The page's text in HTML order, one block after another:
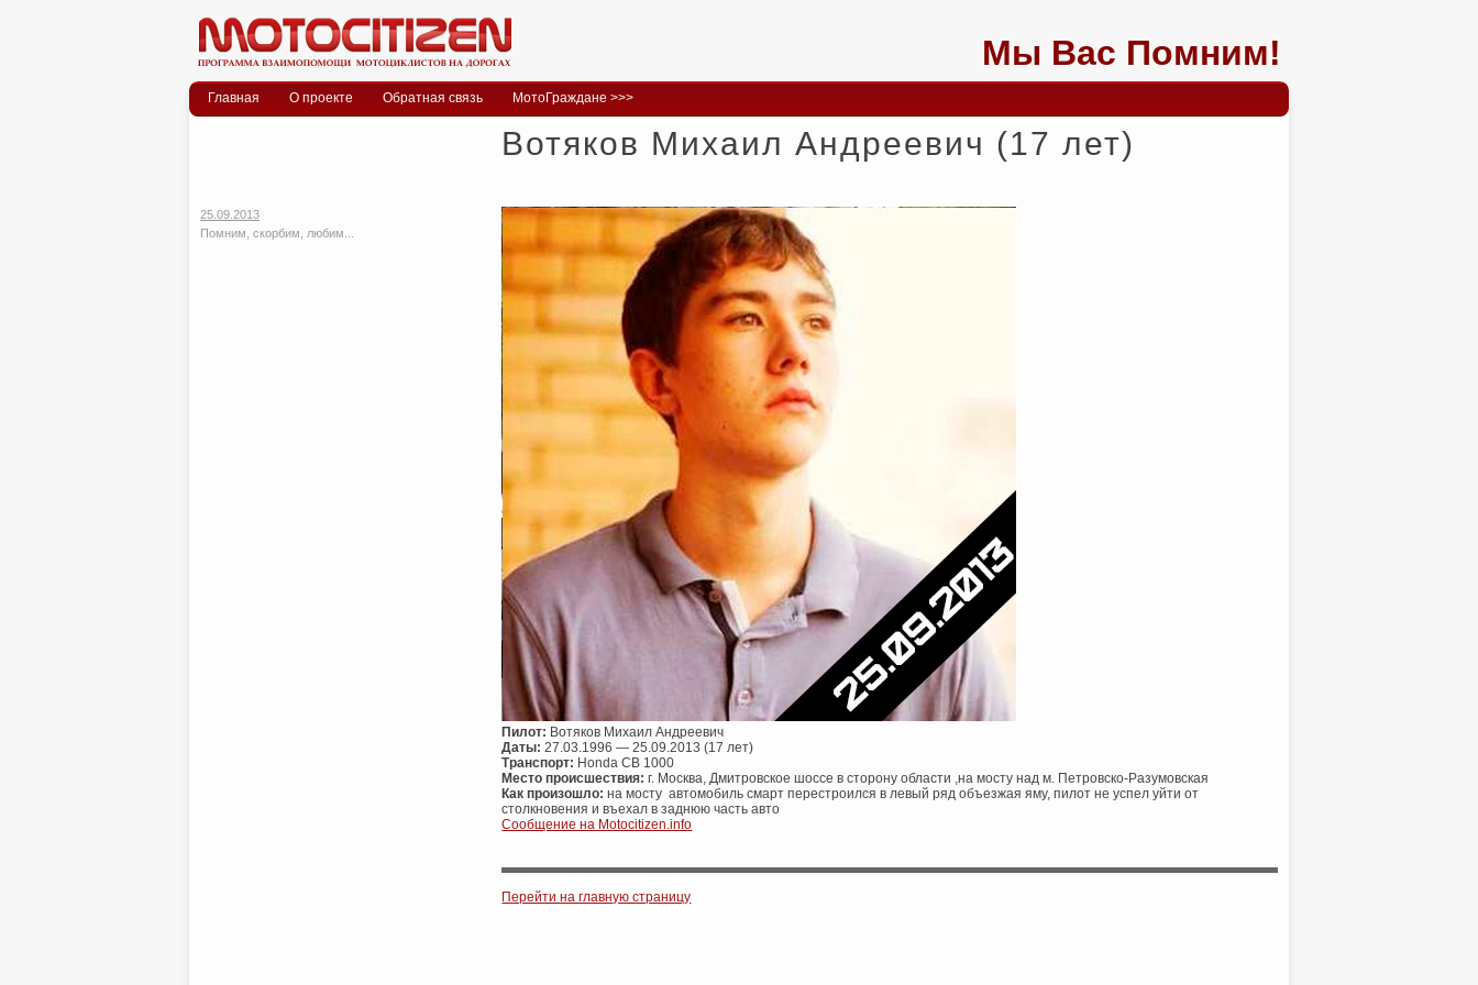
Мы Вас Помним!
Меню
Skip to content
Главная О проекте Обратная связь МотоГраждане >>>
Вотяков Михаил Андреевич (17 лет)
25.09.2013
Помним, скорбим, любим...
Пилот: Вотяков Михаил Андреевич
Даты: 27.03.1996 — 25.09.2013 (17 лет)
Транспорт: Honda CB 1000
Место происшествия:г. Москва, Дмитровское шоссе в сторону области ,на мосту над м. Петровско-Разумовская
Как произошло:на мосту автомобиль смарт перестроился в левый ряд объезжая яму, пилот не успел уйти от
столкновения и въехал в заднюю часть авто
Сообщение на Motocitizen.info
Post navigation
Перейти на главную страницу